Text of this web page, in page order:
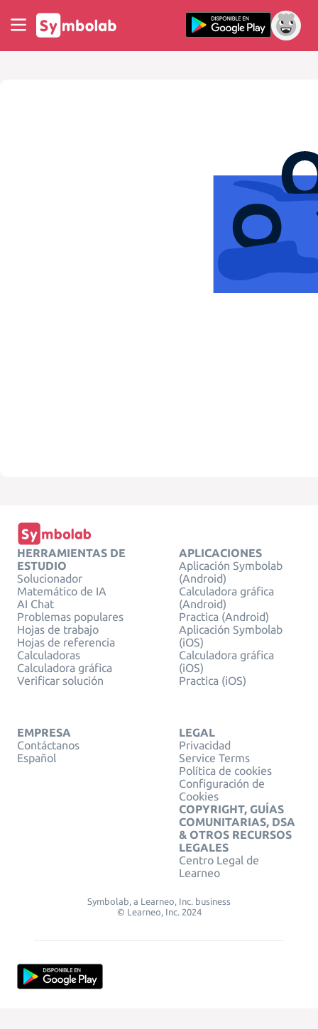
HERRAMIENTAS DE
ESTUDIO
Solucionador
Matemático de IA
AI Chat
Problemas populares
Hojas de trabajo
Hojas de referencia
Calculadoras
Calculadora gráfica
Verificar solución
APLICACIONES
Aplicación Symbolab
(Android)
Calculadora gráfica
(Android)
Practica (Android)
Aplicación Symbolab
(iOS)
Calculadora gráfica
(iOS)
Practica (iOS)
EMPRESA
Contáctanos
Español
LEGAL
Privacidad
Service Terms
Política de cookies
Configuración de
Cookies
COPYRIGHT, GUÍAS
COMUNITARIAS, DSA
& OTROS RECURSOS
LEGALES
Centro Legal de
Learneo
Symbolab, a Learneo, Inc. business
© Learneo, Inc. 2024